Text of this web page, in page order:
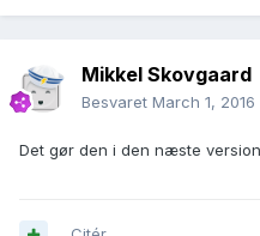
Mikkel Skovgaard
Besvaret March 1, 2016
Det gør den i den næste version